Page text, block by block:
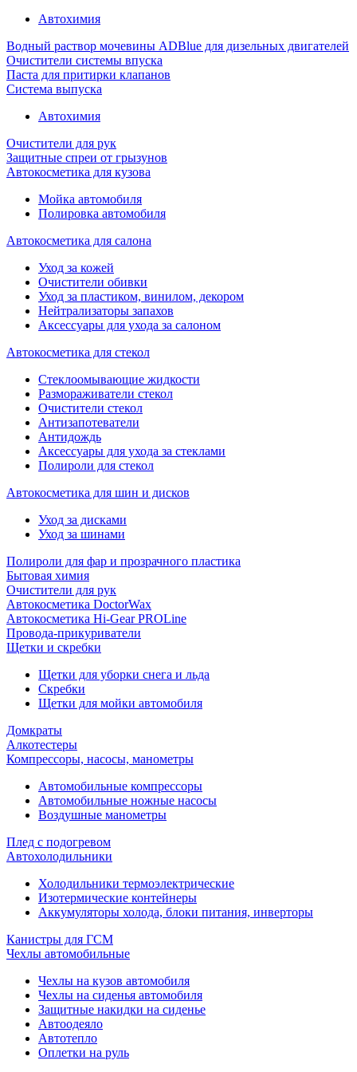
Автохимия
Водный раствор мочевины ADBlue для дизельных двигателей
Очистители системы впуска
Паста для притирки клапанов
Система выпуска
Автохимия
Очистители для рук
Защитные спреи от грызунов
Автокосметика для кузова
Мойка автомобиля
Полировка автомобиля
Автокосметика для салона
Уход за кожей
Очистители обивки
Уход за пластиком, винилом, декором
Нейтрализаторы запахов
Аксессуары для ухода за салоном
Автокосметика для стекол
Стеклоомывающие жидкости
Размораживатели стекол
Очистители стекол
Антизапотеватели
Антидождь
Аксессуары для ухода за стеклами
Полироли для стекол
Автокосметика для шин и дисков
Уход за дисками
Уход за шинами
Полироли для фар и прозрачного пластика
Бытовая химия
Очистители для рук
Автокосметика DoctorWax
Автокосметика Hi-Gear PROLine
Провода-прикуриватели
Щетки и скребки
Щетки для уборки снега и льда
Скребки
Щетки для мойки автомобиля
Домкраты
Алкотестеры
Компрессоры, насосы, манометры
Автомобильные компрессоры
Автомобильные ножные насосы
Воздушные манометры
Плед с подогревом
Автохолодильники
Холодильники термоэлектрические
Изотермические контейнеры
Аккумуляторы холода, блоки питания, инверторы
Канистры для ГСМ
Чехлы автомобильные
Чехлы на кузов автомобиля
Чехлы на сиденья автомобиля
Защитные накидки на сиденье
Автоодеяло
Автотепло
Оплетки на руль